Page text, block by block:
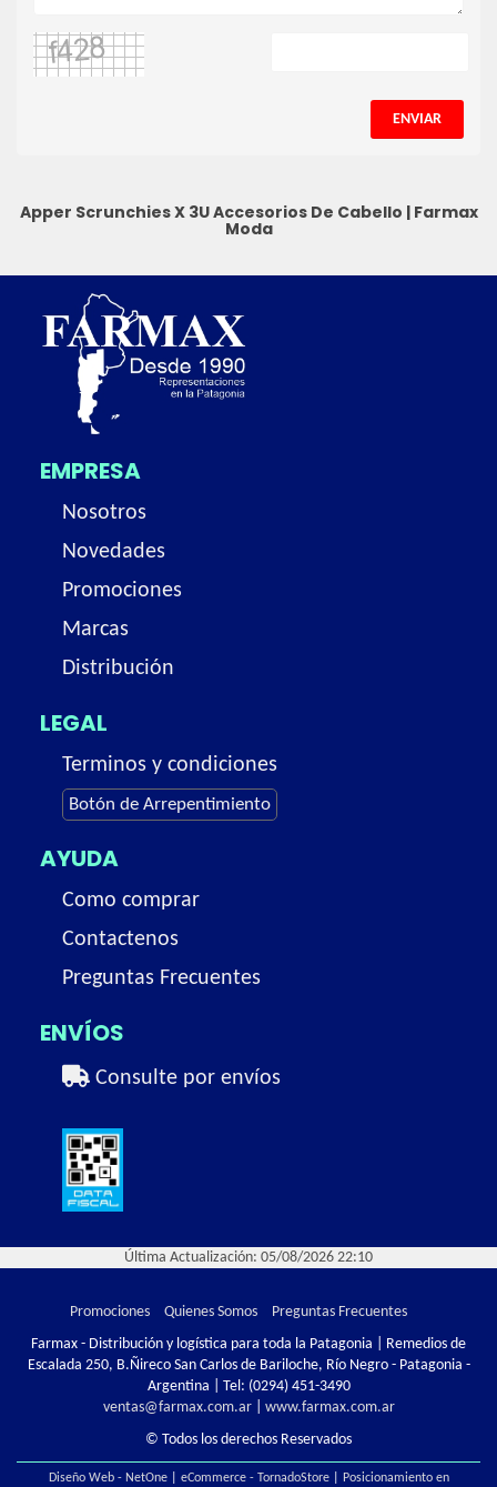
ENVIAR
Apper Scrunchies X 3UAccesorios De Cabello | Farmax
Moda
EMPRESA
Nosotros
Novedades
Promociones
Marcas
Distribución
LEGAL
Terminos y condiciones
Botón de Arrepentimiento
AYUDA
Como comprar
Contactenos
Preguntas Frecuentes
ENVÍOS
Consulte por envíos
Última Actualización: 05/08/2026 22:10
Promociones Quienes Somos
Preguntas Frecuentes
Farmax - Distribución y logística para toda la Patagonia | Remedios de
Escalada 250, B.Ñireco San Carlos de Bariloche, Río Negro - Patagonia -
Argentina | Tel: (0294) 451-3490
ventas@farmax.com.ar| www.farmax.com.ar
© Todos los derechos Reservados
Diseño Web - NetOne| eCommerce - TornadoStore| Posicionamiento en